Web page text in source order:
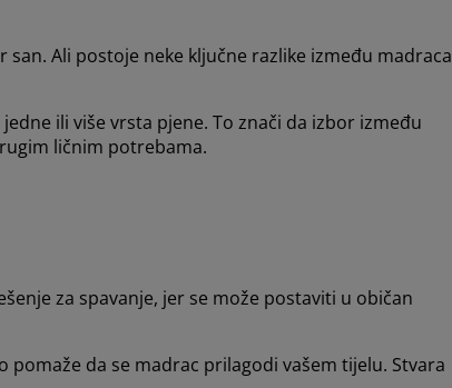
Ali postoje neke ključne razlike između madraca
ili više vrsta pjene. To znači da izbor između
ličnim potrebama.
za spavanje, jer se može postaviti u običan
da se madrac prilagodi vašem tijelu. Stvara